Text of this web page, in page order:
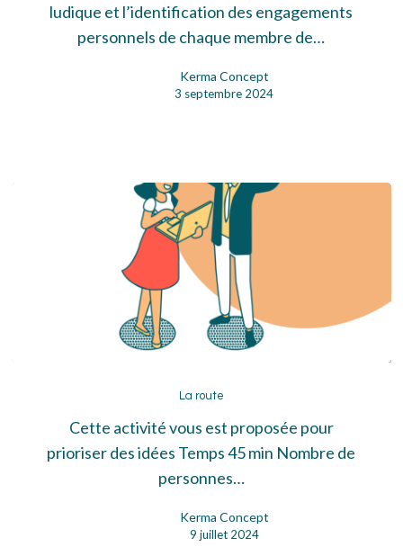
l’engagement
ludique et l’identification des engagements
personnels de chaque membre de…
Kerma Concept
3 septembre 2024
route
La route
Cette activité vous est proposée pour
prioriser des idées Temps 45 min Nombre de
personnes…
Kerma Concept
9 juillet 2024